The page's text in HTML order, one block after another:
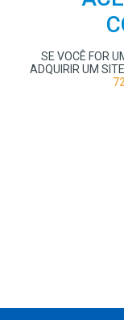
SE VOCÊ FOR
ADQUIRIR UM